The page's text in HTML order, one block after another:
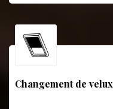
Changement de velux